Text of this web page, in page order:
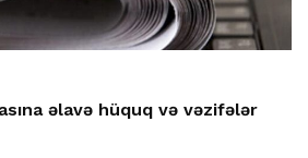
əlavə hüquq və vəzifələr